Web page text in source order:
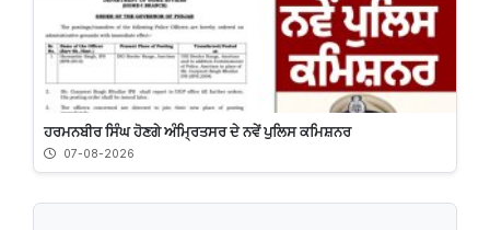
ਹਰਮਨਬੀਰ ਸਿੰਘ ਹੋਣਗੇ ਅੰਮ੍ਰਿਤਸਰ ਦੇ ਨਵੇਂ ਪੁਲਿਸ ਕਮਿਸ਼ਨਰ
07-08-2026